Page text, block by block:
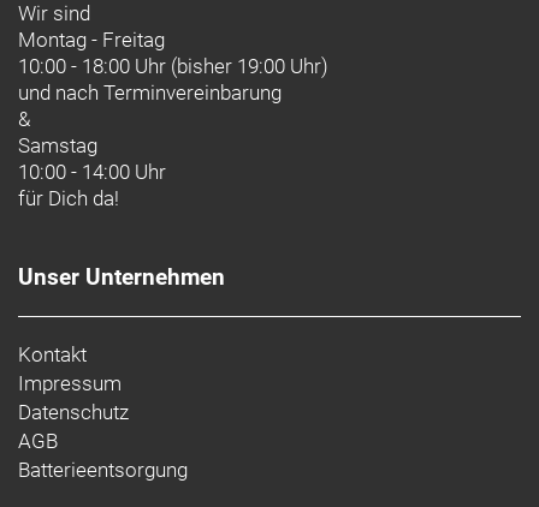
Wir sind
Montag - Freitag
10:00 - 18:00 Uhr (bisher 19:00 Uhr)
und nach Terminvereinbarung
&
Samstag
10:00 - 14:00 Uhr
für Dich da!
Unser Unternehmen
Kontakt
Impressum
Datenschutz
AGB
Batterieentsorgung